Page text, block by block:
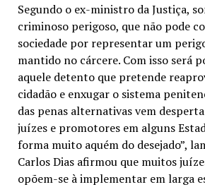
Segundo o ex-ministro da Justiça,
criminoso perigoso, que não pode
sociedade por representar um
mantido no cárcere. Com isso será
aquele detento que pretende
cidadão e enxugar o sistema
das penas alternativas vem
juízes e promotores em alguns
forma muito aquém do desejado”,
Carlos Dias afirmou que muitos
opõem-se à implementar em larga